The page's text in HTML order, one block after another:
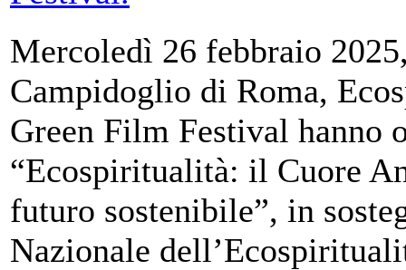
Mercoledì 26 febbraio
Campidoglio di Roma,
Green Film Festival hanno
“Ecospiritualità: il Cuore
futuro sostenibile”, in
Nazionale